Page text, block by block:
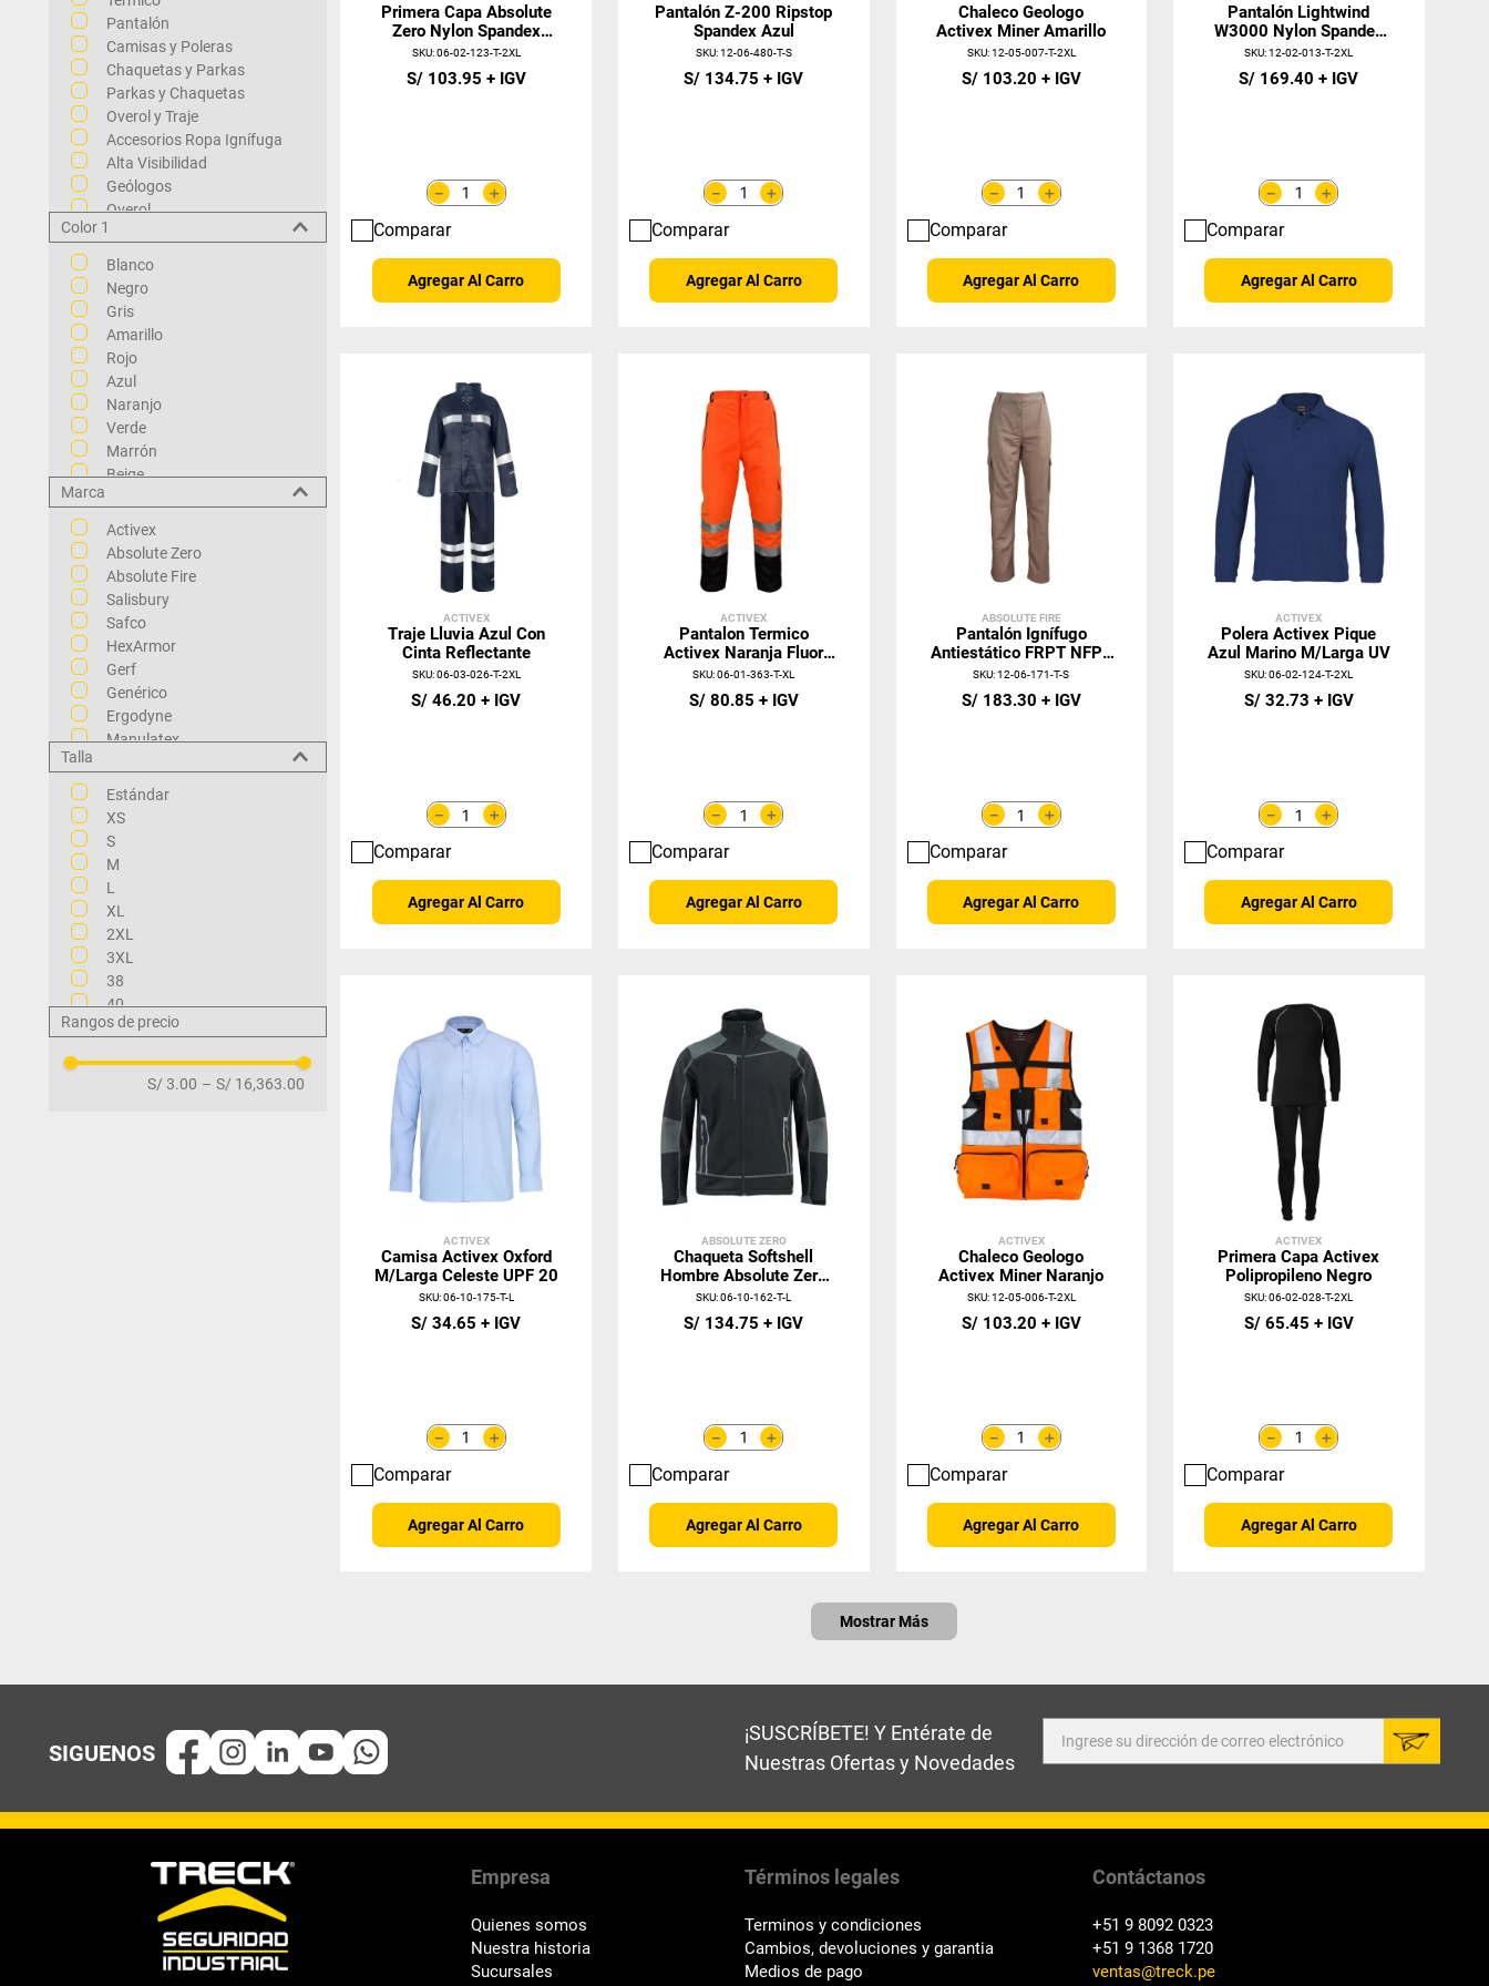
Pantalón
Camisas y Poleras
Chaquetas y Parkas
Parkas y Chaquetas
Overol y Traje
Accesorios Ropa Ignífuga
Alta Visibilidad
Geólogos
Overol
Accesorios Ropa Técnica
Primera Capa
Ropa de cuero
Química
Impermeable
Desechable
Accesorios Ropa de Trabajo
Polar y Softshell
Poleras
Antiácido
Accesorios Ropa Outdoor
Anticorte
Cotonas y Delantales
Color 1
Blanco
Negro
Gris
Amarillo
Rojo
Azul
Naranjo
Verde
Marrón
Beige
Marca
Activex
Absolute Zero
Absolute Fire
Salisbury
Safco
HexArmor
Gerf
Genérico
Ergodyne
Manulatex
Dupont
Talla
XS
S
M
L
XL
2XL
3XL
Estándar
42
40
38
Rangos de precio
S/ 3.00 – S/ 16,363.00
Primera Capa Absolute
Zero Nylon Spandex
Negro
SKU:06-02-123-T-2XL
S/ 103.95
＋
－
Comparar
Agregar Al Carro
Pantalón Z-200 Ripstop
Spandex Azul
SKU:12-06-480-T-S
S/ 134.75
＋
－
Comparar
Agregar Al Carro
Chaleco Geologo
Activex Miner Amarillo
SKU:12-05-007-T-2XL
S/ 103.20
＋
－
Comparar
Agregar Al Carro
Pantalón Lightwind
W3000 Nylon Spandex
Beige Mujer
SKU:12-02-013-T-2XL
S/ 169.40
＋
－
Comparar
Agregar Al Carro
ACTIVEX
Traje Lluvia Azul Con
Cinta Reflectante
SKU:06-03-026-T-2XL
S/ 46.20
＋
－
Comparar
Agregar Al Carro
ACTIVEX
Pantalon Termico
Activex Naranja Fluor
C/Reflectante
SKU:06-01-363-T-XL
S/ 80.85
＋
－
Comparar
Agregar Al Carro
ABSOLUTE FIRE
Pantalón Ignífugo
Antiestático FRPT NFPA
13034 Beige Mujer
SKU:12-06-171-T-S
S/ 183.30
＋
－
Comparar
Agregar Al Carro
ACTIVEX
Polera Activex Pique
Azul Marino M/Larga UV
SKU:06-02-124-T-2XL
S/ 32.73
＋
－
Comparar
Agregar Al Carro
ACTIVEX
Camisa Activex Oxford
M/Larga Celeste UPF 20
SKU:06-10-175-T-L
S/ 34.65
＋
－
Comparar
Agregar Al Carro
ABSOLUTE ZERO
Chaqueta Softshell
Hombre Absolute Zero
Negra Z-1000
SKU:06-10-162-T-L
S/ 134.75
＋
－
Comparar
Agregar Al Carro
ACTIVEX
Chaleco Geologo
Activex Miner Naranjo
SKU:12-05-006-T-2XL
S/ 103.20
＋
－
Comparar
Agregar Al Carro
ACTIVEX
Primera Capa Activex
Polipropileno Negro
SKU:06-02-028-T-2XL
S/ 65.45
＋
－
Comparar
Agregar Al Carro
Mostrar Más
¡SUSCRÍBETE! Y Entérate de
Nuestras Ofertas y Novedades
Empresa
Quienes somos
Nuestra historia
Sucursales
Términos legales
Terminos y condiciones
Cambios, devoluciones y garantia
Medios de pago
Contáctanos
+51 9 8092 0323
+51 9 1368 1720
ventas@treck.pe